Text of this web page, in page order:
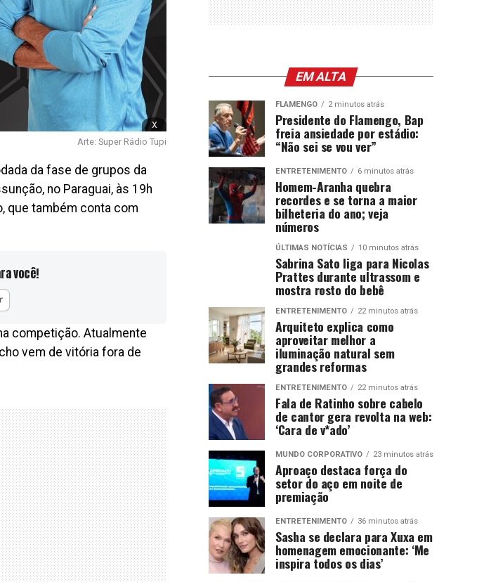
x
Arte: Super Rádio Tupi
da fase de grupos da
no Paraguai, às 19h
que também conta com
você!
competição. Atualmente
vem de vitória fora de
EM ALTA
FLAMENGO 2 minutos atrás
Presidente do Flamengo, Bap
freia ansiedade por estádio:
“Não sei se vou ver”
ENTRETENIMENTO 6 minutos atrás
Homem-Aranha quebra
recordes e se torna a maior
bilheteria do ano; veja
números
ÚLTIMAS NOTÍCIAS 10 minutos atrás
Sabrina Sato liga para Nicolas
Prattes durante ultrassom e
mostra rosto do bebê
ENTRETENIMENTO 22 minutos atrás
Arquiteto explica como
aproveitar melhor a
iluminação natural sem
grandes reformas
ENTRETENIMENTO 22 minutos atrás
Fala de Ratinho sobre cabelo
de cantor gera revolta na web:
‘Cara de v*ado’
MUNDO CORPORATIVO 23 minutos atrás
Aproaço destaca força do
setor do aço em noite de
premiação
ENTRETENIMENTO 36 minutos atrás
Sasha se declara para Xuxa em
homenagem emocionante: ‘Me
inspira todos os dias’